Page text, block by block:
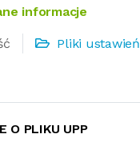
informacje
Pliki ustawień
O PLIKU UPP